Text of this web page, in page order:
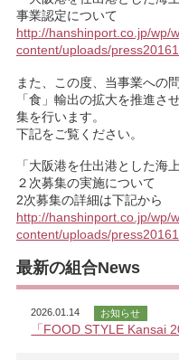
事業認定について
http://hanshinport.co.jp/wp/
content/uploads/
また、この度、当事業への
「食」輸出の拡大を推進さ
集を行います。
下記をご覧ください。
「大阪港を仕出港とした海
２次募集の実施について
2次募集の詳細は下記から
http://hanshinport.co.jp/wp/
content/uploads/
最新の組合News
2026.01.14 お知らせ
「FOOD STYLE Kansai